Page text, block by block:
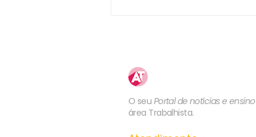
O seu Portal de notícias e ensino
área Trabalhista.